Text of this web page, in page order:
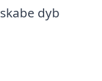
dyb